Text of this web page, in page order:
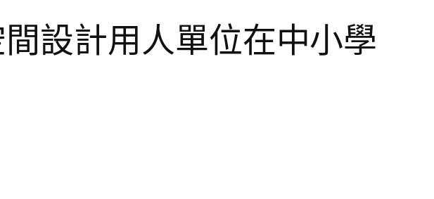
設計用人單位在中小學